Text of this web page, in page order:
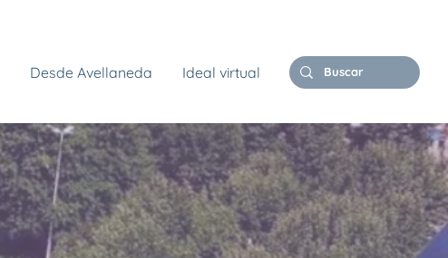
Desde Avellaneda Ideal virtual